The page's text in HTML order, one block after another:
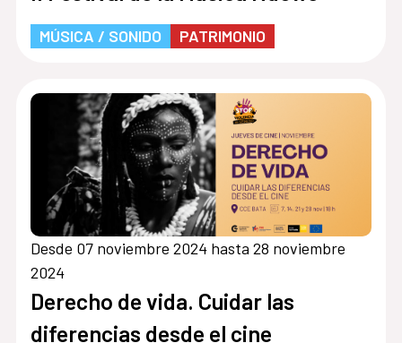
MÚSICA / SONIDO PATRIMONIO
Desde 07 noviembre 2024 hasta 28 noviembre
2024
Derecho de vida. Cuidar las
diferencias desde el cine